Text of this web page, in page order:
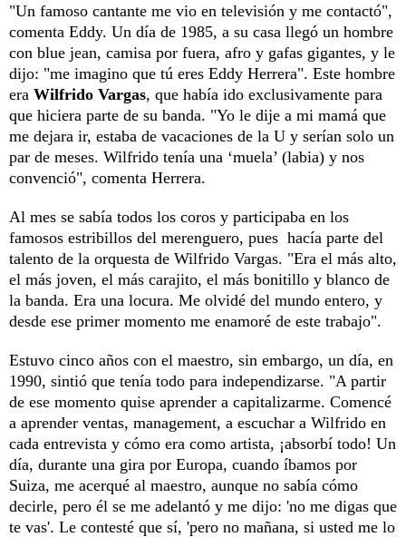
"Un famoso cantante me vio en televisión y me contactó",
comenta Eddy. Un día de 1985, a su casa llegó un hombre
con blue jean, camisa por fuera, afro y gafas gigantes, y le
dijo: "me imagino que tú eres Eddy Herrera". Este hombre
era Wilfrido Vargas, que había ido exclusivamente para
que hiciera parte de su banda. "Yo le dije a mi mamá que
me dejara ir, estaba de vacaciones de la U y serían solo un
par de meses. Wilfrido tenía una ‘muela’ (labia) y nos
convenció", comenta Herrera.
Al mes se sabía todos los coros y participaba en los
famosos estribillos del merenguero, pues hacía parte del
talento de la orquesta de Wilfrido Vargas. "Era el más alto,
el más joven, el más carajito, el más bonitillo y blanco de
la banda. Era una locura. Me olvidé del mundo entero, y
desde ese primer momento me enamoré de este trabajo".
Estuvo cinco años con el maestro, sin embargo, un día, en
1990, sintió que tenía todo para independizarse. "A partir
de ese momento quise aprender a capitalizarme. Comencé
a aprender ventas, management, a escuchar a Wilfrido en
cada entrevista y cómo era como artista, ¡absorbí todo! Un
día, durante una gira por Europa, cuando íbamos por
Suiza, me acerqué al maestro, aunque no sabía cómo
decirle, pero él se me adelantó y me dijo: 'no me digas que
te vas'. Le contesté que sí, 'pero no mañana, si usted me lo